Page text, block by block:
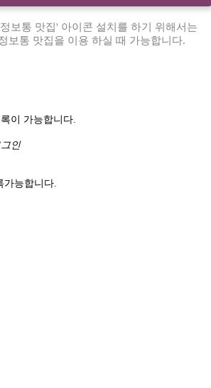
보통 맛집' 아이콘 설치를 하기 위해서는
보통 맛집을 이용 하실 때 가능합니다.
이 가능합니다.
인
가능합니다.